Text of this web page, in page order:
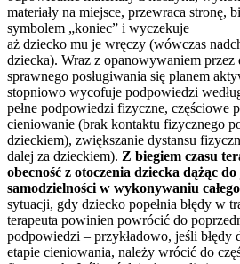
materiały na miejsce, przewraca stronę,
symbolem „koniec” i wyczekuje
aż dziecko mu je wręczy (wówczas
dziecka). Wraz z opanowywaniem przez
sprawnego posługiwania się planem
stopniowo wycofuje podpowiedzi
pełne podpowiedzi fizyczne, częściowe
cieniowanie (brak kontaktu fizycznego
dzieckiem), zwiększanie dystansu
dalej za dzieckiem). Z biegiem czasu
obecność z otoczenia dziecka dążąc do
samodzielności w wykonywaniu
sytuacji, gdy dziecko popełnia błędy w
terapeuta powinien powrócić do
podpowiedzi – przykładowo, jeśli błędy
etapie cieniowania, należy wrócić do